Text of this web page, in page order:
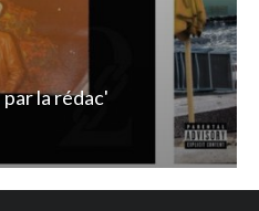
parla rédac'